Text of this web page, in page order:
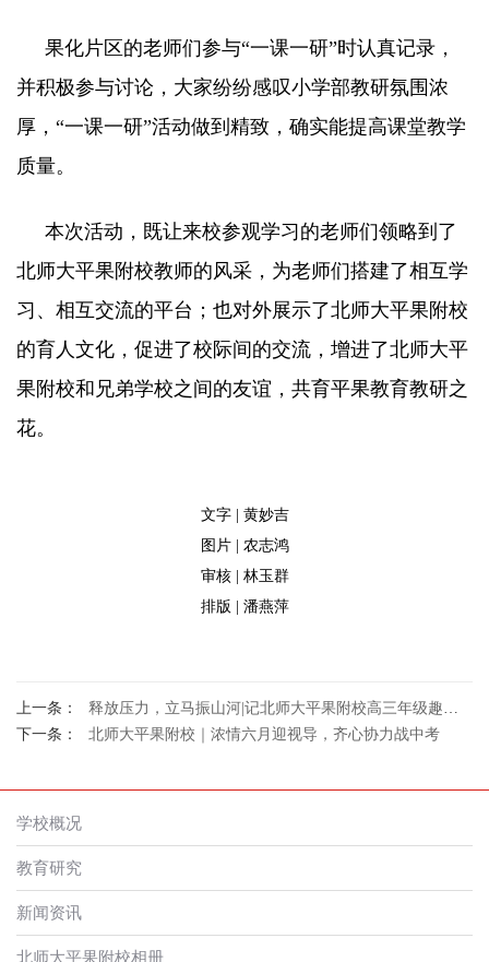
果化片区的老师们参与“一课一研”时认真记录，
并积极参与讨论，大家纷纷感叹小学部教研氛围浓
厚，“一课一研”活动做到精致，确实能提高课堂教学
质量。
本次活动，既让来校参观学习的老师们领略到了
北师大平果附校教师的风采，为老师们搭建了相互学
习、相互交流的平台；也对外展示了北师大平果附校
的育人文化，促进了校际间的交流，增进了北师大平
果附校和兄弟学校之间的友谊，共育平果教育教研之
花。
文字 | 黄妙吉
图片 | 农志鸿
审核 | 林玉群
排版 | 潘燕萍
上一条：
释放压力，立马振山河|记北师大平果附校高三年级趣味减压活动
下一条：
北师大平果附校｜浓情六月迎视导，齐心协力战中考
学校概况
教育研究
新闻资讯
北师大平果附校相册